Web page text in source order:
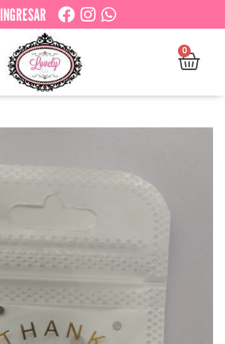
INGRESAR
0